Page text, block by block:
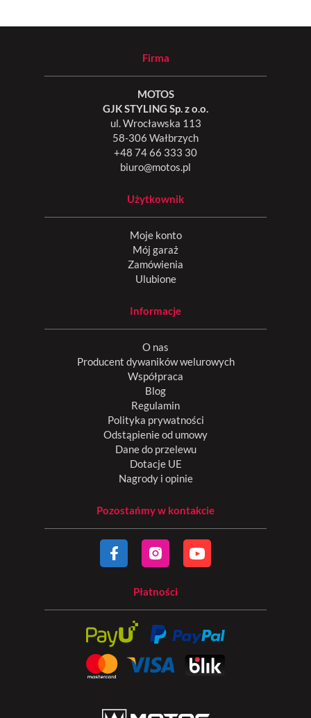
Firma
MOTOS
GJK STYLING Sp. z o.o.
ul. Wrocławska 113
58-306 Wałbrzych
+48 74 66 333 30
biuro@motos.pl
Użytkownik
Moje konto
Mój garaż
Zamówienia
Ulubione
Informacje
O nas
Producent dywaników welurowych
Współpraca
Blog
Regulamin
Polityka prywatności
Odstąpienie od umowy
Dane do przelewu
Dotacje UE
Nagrody i opinie
Pozostańmy w kontakcie
Płatności